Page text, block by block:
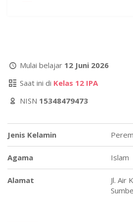
Mulai belajar 12 Juni 2026
Saat ini di Kelas 12 IPA
NISN 15348479473
Jenis Kelamin
Agama Islam
Alamat
Jl. Air